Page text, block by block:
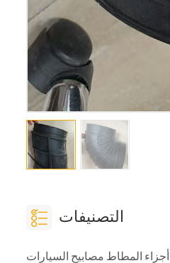
التصنيفات
أجزاء المطاط مصابيح السيارات